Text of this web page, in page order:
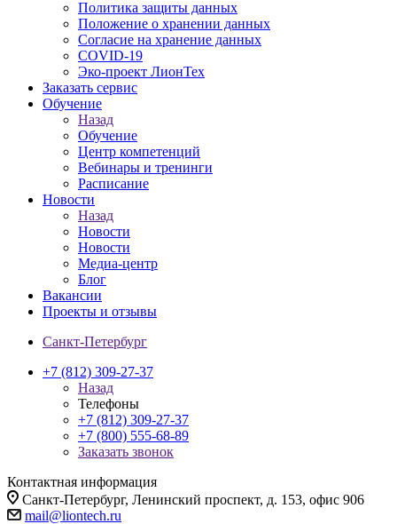
Политика защиты данных
Положение о хранении данных
Согласие на хранение данных
COVID-19
Эко-проект ЛионТех
Заказать сервис
Обучение
Назад
Обучение
Центр компетенций
Вебинары и тренинги
Расписание
Новости
Назад
Новости
Новости
Медиа-центр
Блог
Вакансии
Проекты и отзывы
Санкт-Петербург
+7 (812) 309-27-37
Назад
Телефоны
+7 (812) 309-27-37
+7 (800) 555-68-89
Заказать звонок
Контактная информация
Санкт-Петербург, Ленинский проспект, д. 153, офис 906
mail@liontech.ru